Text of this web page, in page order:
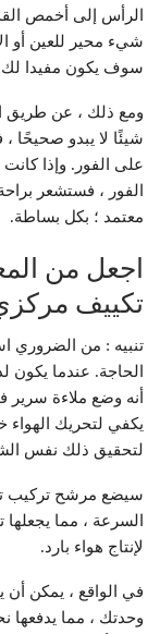
الرأس إلى أخمص
شيء محير للعين أو
سوف يكون مفيدا
ومع ذلك ، عن طريق
شيئًا لا يبدو صحيحًا
على الفور. وإذا
الفور ، فستشعر
معتمد ؛ بكل بساطة.
اجعل من
تكييف
تنبيه : من الضروري
الحاجة. عندما
أنه وضع ملاءة سرير
يكفي لتحريك الهواء
لتحقيق ذلك نفس
سيضع مرشح تركيب
السرعة ، مما
لإنتاج هواء بارد.
في الواقع ، يمكن
وحدتك ، مما يدفعها